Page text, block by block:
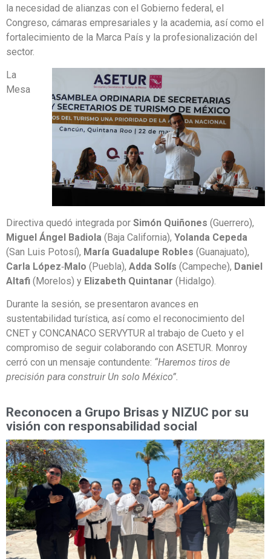
la necesidad de alianzas con el Gobierno federal, el
Congreso, cámaras empresariales y la academia, así como el
fortalecimiento de la Marca País y la profesionalización del
sector.
La
Mesa
Directiva quedó integrada por Simón Quiñones (Guerrero),
Miguel Ángel Badiola (Baja California), Yolanda Cepeda
(San Luis Potosí), María Guadalupe Robles (Guanajuato),
Carla López‑Malo (Puebla), Adda Solís (Campeche), Daniel
Altafi (Morelos) y Elizabeth Quintanar (Hidalgo).
Durante la sesión, se presentaron avances en
sustentabilidad turística, así como el reconocimiento del
CNET y CONCANACO SERVYTUR al trabajo de Cueto y el
compromiso de seguir colaborando con ASETUR. Monroy
cerró con un mensaje contundente: “Haremos tiros de
precisión para construir Un solo México”.
Reconocen a Grupo Brisas y NIZUC por su
visión con responsabilidad social